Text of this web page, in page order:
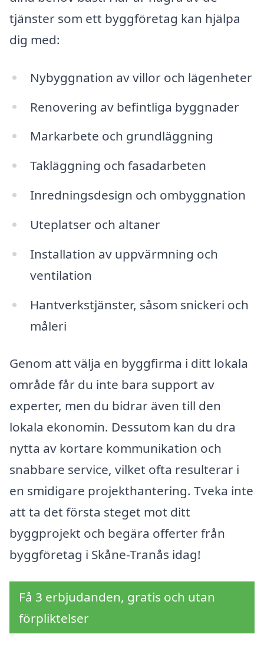
tjänster som ett byggföretag kan hjälpa
dig med:
Nybyggnation av villor och lägenheter
Renovering av befintliga byggnader
Markarbete och grundläggning
Takläggning och fasadarbeten
Inredningsdesign och ombyggnation
Uteplatser och altaner
Installation av uppvärmning och
ventilation
Hantverkstjänster, såsom snickeri och
måleri
Genom att välja en byggfirma i ditt lokala
område får du inte bara support av
experter, men du bidrar även till den
lokala ekonomin. Dessutom kan du dra
nytta av kortare kommunikation och
snabbare service, vilket ofta resulterar i
en smidigare projekthantering. Tveka inte
att ta det första steget mot ditt
byggprojekt och begära offerter från
byggföretag i Skåne-Tranås idag!
Få 3 erbjudanden, gratis och utan
förpliktelser